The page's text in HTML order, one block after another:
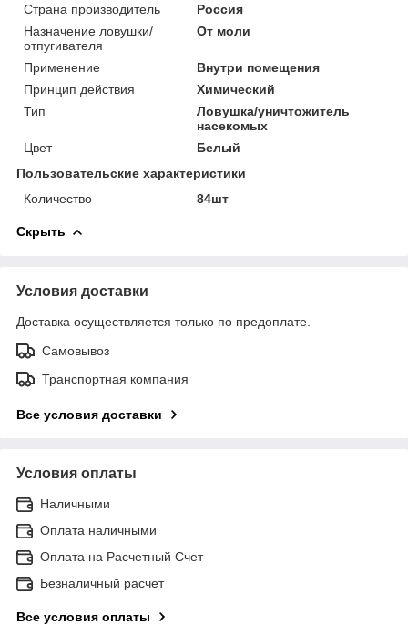
Страна производитель
Россия
Назначение ловушки/
отпугивателя
От моли
Применение
Внутри помещения
Принцип действия
Химический
Тип
Ловушка/уничтожитель
насекомых
Цвет
Белый
Пользовательские характеристики
Количество
84шт
Скрыть
Условия доставки
Доставка осуществляется только по предоплате.
Самовывоз
Транспортная компания
Все условия доставки
Условия оплаты
Наличными
Оплата наличными
Оплата на Расчетный Счет
Безналичный расчет
Все условия оплаты